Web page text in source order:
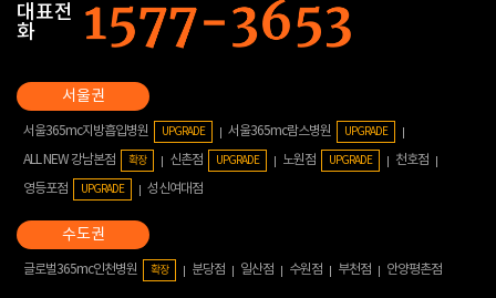
대표전
화
서울365mc지방흡입병원 UPGRADE 서울365mc람스병원 UPGRADE
ALL NEW 강남본점 확장 신촌점 UPGRADE 노원점 UPGRADE
천호점
영등포점
UPGRADE 성신여대점
글로벌365mc인천병원 확장 분당점 일산점 수원점 부천점 안양평촌점